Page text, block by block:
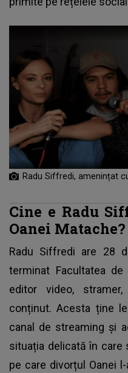
Radu Siffredi, amenințat
Cine e Radu
Oanei Matache?
Radu Siffredi are 28
terminat Facultatea
editor video,
conținut. Acesta ține
canal de streaming și
situația delicată în care
pe care divorțul Oanei